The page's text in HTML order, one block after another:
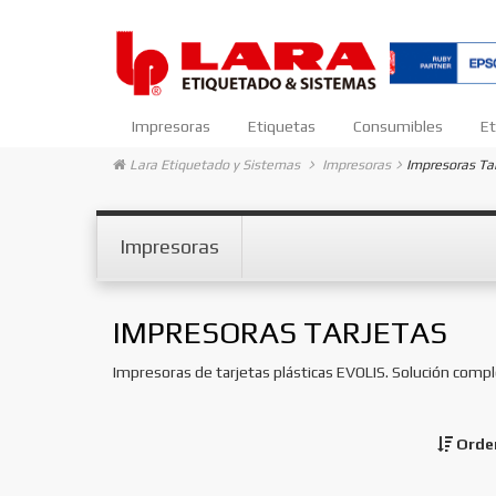
Impresoras Etiquetas Consumibles
Lara Etiquetado y Sistemas Impresoras Impresoras
Impresoras
IMPRESORAS TARJETAS
Impresoras de tarjetas plásticas EVOLIS. Solución